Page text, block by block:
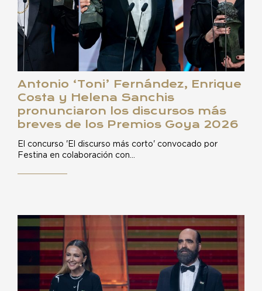
Antonio ‘Toni’ Fernández, Enrique
Costa y Helena Sanchis
pronunciaron los discursos más
breves de los Premios Goya 2026
El concurso 'El discurso más corto' convocado por
Festina en colaboración con…